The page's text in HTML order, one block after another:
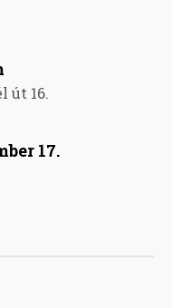
út 16.
17.